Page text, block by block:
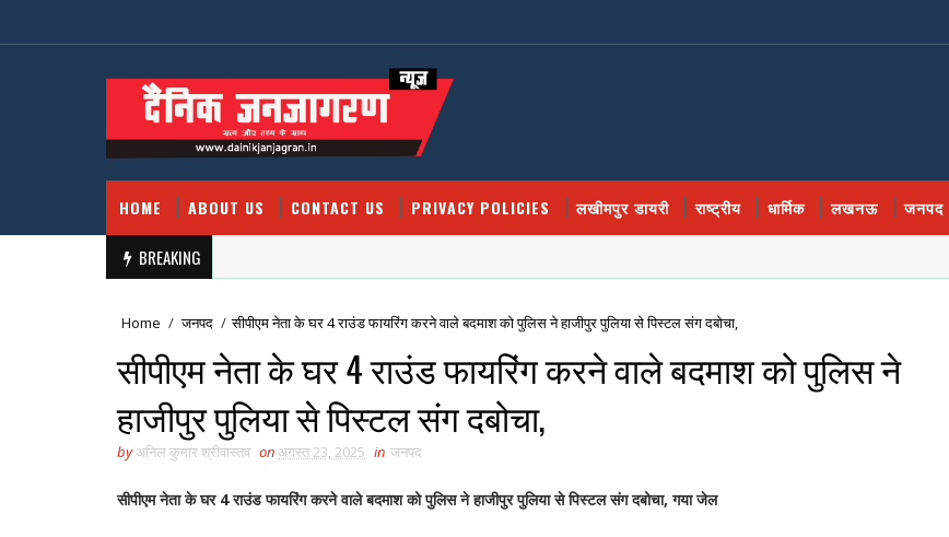
HOME ABOUT US CONTACT US PRIVACY POLICIES लखीमपुर डायरी राष्ट्रीय धार्मिक लखनऊ जनपद
BREAKING
Home / जनपद / सीपीएम नेता के घर 4 राउंड फायरिंग करने वाले बदमाश को पुलिस ने हाजीपुर पुलिया से पिस्टल संग दबोचा,
सीपीएम नेता के घर 4 राउंड फायरिंग करने वाले बदमाश को पुलिस ने
हाजीपुर पुलिया से पिस्टल संग दबोचा,
byअनिल कुमार श्रीवास्तव onअगस्त 23, 2025 in जनपद
सीपीएम नेता के घर 4 राउंड फायरिंग करने वाले बदमाश को पुलिस ने हाजीपुर पुलिया से पिस्टल संग दबोचा, गया जेल